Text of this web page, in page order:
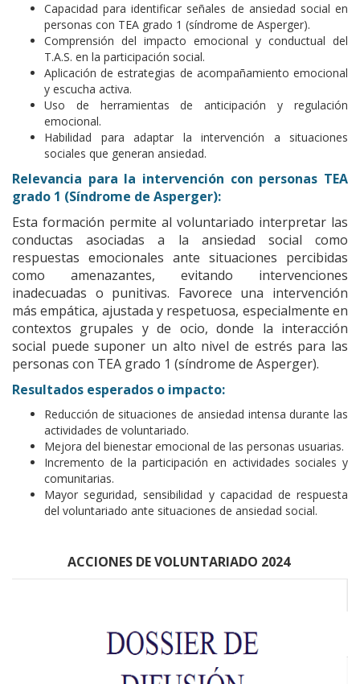
Capacidad para identificar señales de ansiedad social en
personas con TEA grado 1 (síndrome de Asperger).
Comprensión del impacto emocional y conductual del
T.A.S. en la participación social.
Aplicación de estrategias de acompañamiento emocional
y escucha activa.
Uso de herramientas de anticipación y regulación
emocional.
Habilidad para adaptar la intervención a situaciones
sociales que generan ansiedad.
Relevancia para la intervención con personas TEA
grado 1 (Síndrome de Asperger):
Esta formación permite al voluntariado interpretar las
conductas asociadas a la ansiedad social como
respuestas emocionales ante situaciones percibidas
como amenazantes, evitando intervenciones
inadecuadas o punitivas. Favorece una intervención
más empática, ajustada y respetuosa, especialmente en
contextos grupales y de ocio, donde la interacción
social puede suponer un alto nivel de estrés para las
personas con TEA grado 1 (síndrome de Asperger).
Resultados esperados o impacto:
Reducción de situaciones de ansiedad intensa durante las
actividades de voluntariado.
Mejora del bienestar emocional de las personas usuarias.
Incremento de la participación en actividades sociales y
comunitarias.
Mayor seguridad, sensibilidad y capacidad de respuesta
del voluntariado ante situaciones de ansiedad social.
ACCIONES DE VOLUNTARIADO 2024